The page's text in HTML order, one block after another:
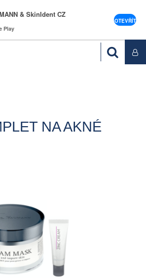
NA AKNÉ
& SkinIdent CZ
Play
OTEVŘÍT